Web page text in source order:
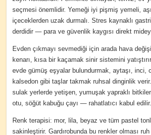
seçmesi önemlidir. Yemeği iyi pişmiş yemeli,
içeceklerden uzak durmalı. Stres kaynaklı
derdidir — para ve güvenlik kaygısı direkt
Evden çıkmayı sevmediği için arada hava
kenarı, kısa bir kaçamak sinir sistemini
evde gümüş eşyalar bulundurmak, aytaşı, inci,
kalsedon gibi taşlar takmak ruhsal dinginlik
sulak yerlerde yetişen, yumuşak yapraklı
otu, söğüt kabuğu çayı — rahatlatıcı kabul edilir.
Renk terapisi: mor, lila, beyaz ve tüm pastel
sakinleştirir. Gardırobunda bu renkler olması